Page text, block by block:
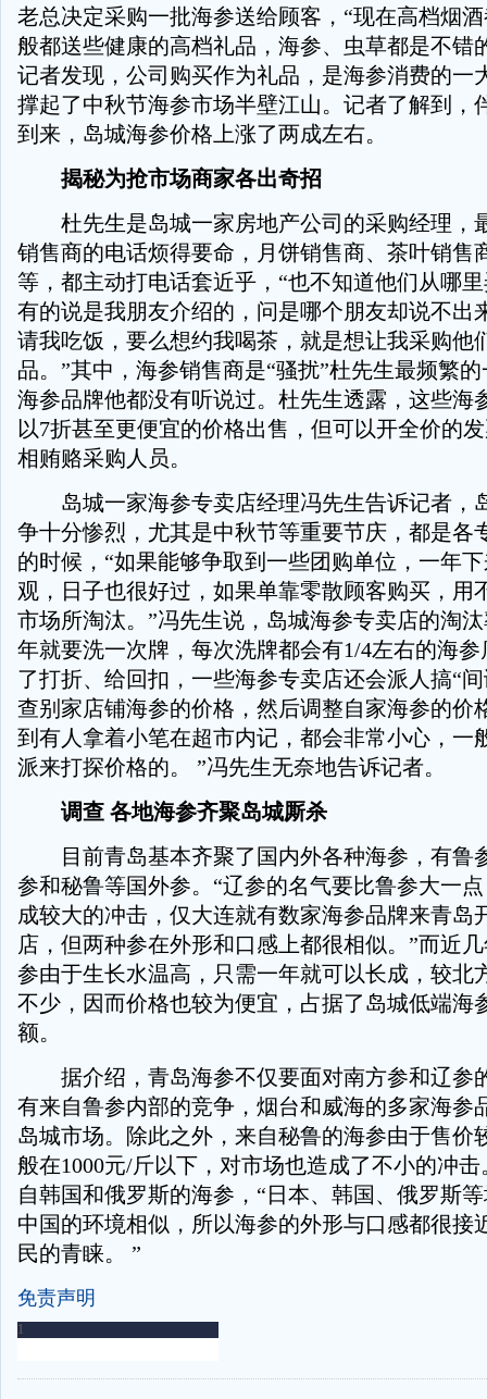
老总决定采购一批海参送给顾客，“现在高档烟
般都送些健康的高档礼品，海参、虫草都是不错
记者发现，公司购买作为礼品，是海参消费的一
撑起了中秋节海参市场半壁江山。记者了解到，
到来，岛城海参价格上涨了两成左右。
揭秘为抢市场商家各出奇招
杜先生是岛城一家房地产公司的采购经理，
销售商的电话烦得要命，月饼销售商、茶叶销售
等，都主动打电话套近乎，“也不知道他们从哪
有的说是我朋友介绍的，问是哪个朋友却说不出
请我吃饭，要么想约我喝茶，就是想让我采购他
品。”其中，海参销售商是“骚扰”杜先生最频繁
海参品牌他都没有听说过。杜先生透露，这些海
以7折甚至更便宜的价格出售，但可以开全价的
相贿赂采购人员。
岛城一家海参专卖店经理冯先生告诉记者，
争十分惨烈，尤其是中秋节等重要节庆，都是各
的时候，“如果能够争取到一些团购单位，一年
观，日子也很好过，如果单靠零散顾客购买，用
市场所淘汰。”冯先生说，岛城海参专卖店的淘
年就要洗一次牌，每次洗牌都会有1/4左右的海
了打折、给回扣，一些海参专卖店还会派人搞“
查别家店铺海参的价格，然后调整自家海参的价
到有人拿着小笔在超市内记，都会非常小心，一
派来打探价格的。 ”冯先生无奈地告诉记者。
调查 各地海参齐聚岛城厮杀
目前青岛基本齐聚了国内外各种海参，有鲁
参和秘鲁等国外参。“辽参的名气要比鲁参大一
成较大的冲击，仅大连就有数家海参品牌来青岛
店，但两种参在外形和口感上都很相似。”而近
参由于生长水温高，只需一年就可以长成，较北
不少，因而价格也较为便宜，占据了岛城低端海
额。
据介绍，青岛海参不仅要面对南方参和辽参
有来自鲁参内部的竞争，烟台和威海的多家海参
岛城市场。除此之外，来自秘鲁的海参由于售价
般在1000元/斤以下，对市场也造成了不小的冲
自韩国和俄罗斯的海参，“日本、韩国、俄罗斯
中国的环境相似，所以海参的外形与口感都很接
民的青睐。 ”
免责声明
-